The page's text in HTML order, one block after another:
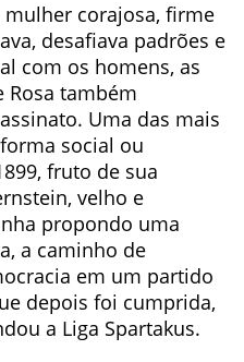
corajosa, firme
desafiava padrões e
com os homens, as
Rosa também
Uma das mais
social ou
fruto de sua
velho e
propondo uma
a caminho de
em um partido
depois foi cumprida,
a Liga Spartakus.